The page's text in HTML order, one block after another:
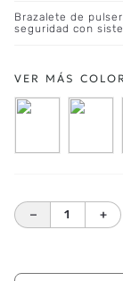
Brazalete de
seguridad con
＋
－